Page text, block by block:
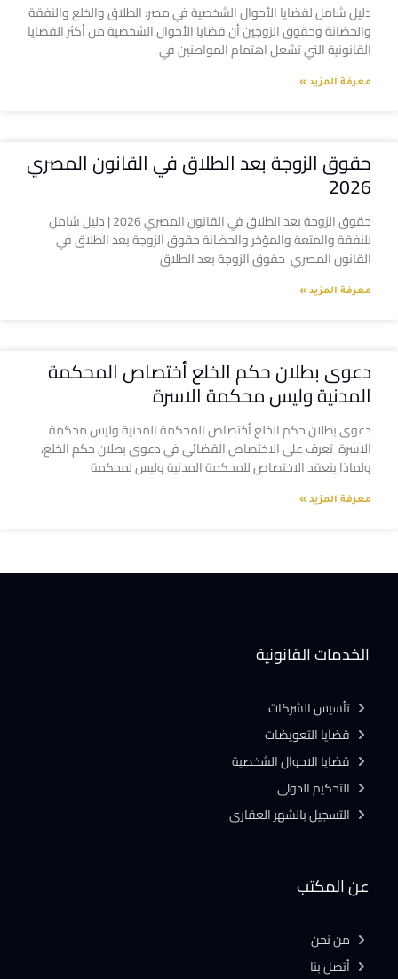
دليل شامل لقضايا الأحوال الشخصية في مصر: الطلاق والخلع والنفقة
والحضانة وحقوق الزوجين أن قضايا الأحوال الشخصية من أكثر القضايا
القانونية التي تشغل اهتمام المواطنين في
معرفة المزيد »
حقوق الزوجة بعد الطلاق في القانون المصري
2026
حقوق الزوجة بعد الطلاق في القانون المصري 2026 | دليل شامل
للنفقة والمتعة والمؤخر والحضانة حقوق الزوجة بعد الطلاق في
القانون المصري حقوق الزوجة بعد الطلاق
معرفة المزيد »
دعوى بطلان حكم الخلع أختصاص المحكمة
المدنية وليس محكمة الاسرة
دعوى بطلان حكم الخلع أختصاص المحكمة المدنية وليس محكمة
الاسرة تعرف على الاختصاص القضائي في دعوى بطلان حكم الخلع،
ولماذا ينعقد الاختصاص للمحكمة المدنية وليس لمحكمة
معرفة المزيد »
عن المكتب
من نحن
أتصل بنا
الخدمات القانونية
تأسيس الشركات
قضايا التعويضات
قضايا الاحوال الشخصية
التحكيم الدولى
التسجيل بالشهر العقارى